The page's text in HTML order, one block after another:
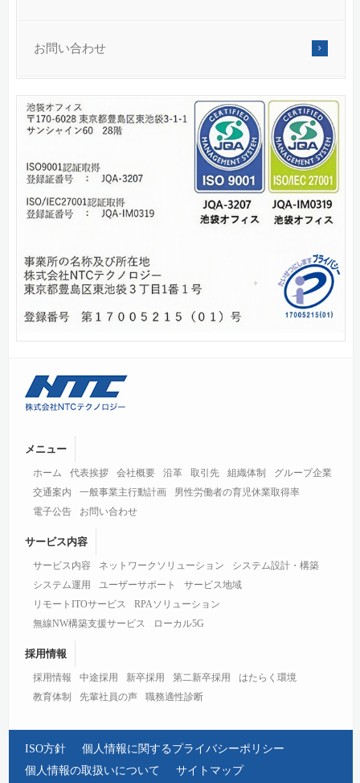
お問い合わせ
メニュー
ホーム 代表挨拶 会社概要 沿革 取引先 組織体制
グループ企業
交通案内
一般事業主行動計画
男性労働者の育児休業取得率
電子公告
お問い合わせ
サービス内容
サービス内容 ネットワークソリューション
システム設計・構築
システム運用
ユーザーサポート
サービス地域
リモートITOサービス
RPAソリューション
無線NW構築支援サービス
ローカル5G
採用情報
採用情報 中途採用 新卒採用 第二新卒採用
はたらく環境
教育体制
先輩社員の声 職務適性診断
ISO方針
個人情報に関するプライバシーポリシー
個人情報の取扱いについて
サイトマップ